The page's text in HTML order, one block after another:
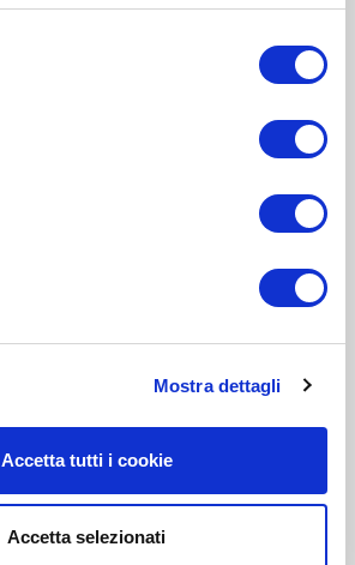
Mostra dettagli
Accetta tutti i cookie
Accetta selezionati